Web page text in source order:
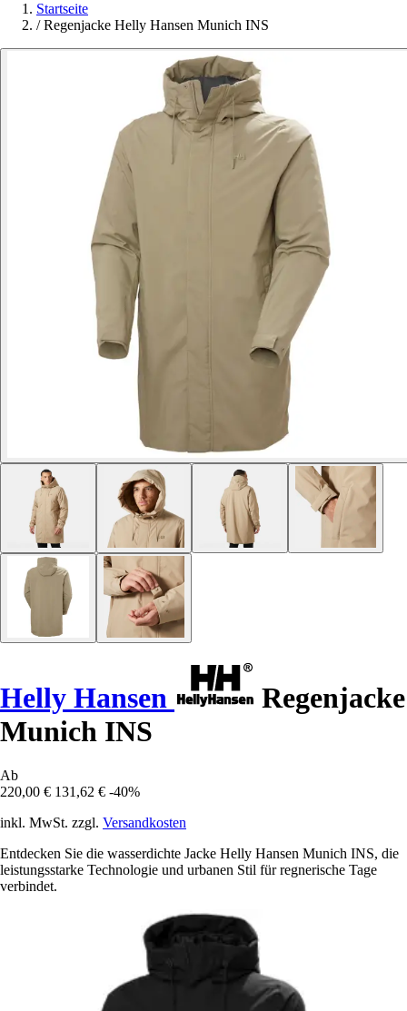
Startseite
/ Regenjacke Helly Hansen Munich INS
Helly Hansen
Regenjacke
Munich INS
Ab
220,00 € 131,62 € -40%
inkl. MwSt. zzgl. Versandkosten
Entdecken Sie die wasserdichte Jacke Helly Hansen Munich INS, die
leistungsstarke Technologie und urbanen Stil für regnerische Tage
verbindet.